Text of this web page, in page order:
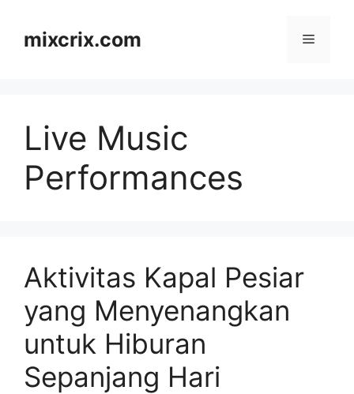
contentmixcrix.com Menu
Live Music
Performances
Aktivitas Kapal Pesiar
yang Menyenangkan
untuk Hiburan
Sepanjang Hari